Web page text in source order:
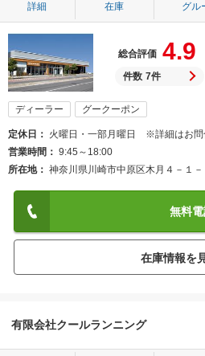
詳細 在庫 グル
総合評価 4.9
件数 7件
ディーラー グークーポン
定休日
火曜日・一部月曜日 ※詳細はお問
営業時間
9:45～18:00
所在地
神奈川県川崎市中原区木月４－１－
無料
有限会社クールランニング